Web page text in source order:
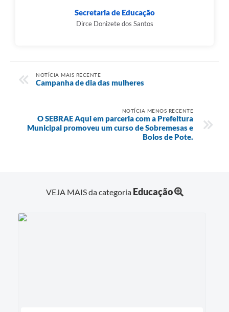
Secretaria de Educação
Dirce Donizete dos Santos
NOTÍCIA MAIS RECENTE
Campanha de dia das mulheres
NOTÍCIA MENOS RECENTE
O SEBRAE Aqui em parceria com a Prefeitura
Municipal promoveu um curso de Sobremesas e
Bolos de Pote.
VEJA MAIS da categoria Educação